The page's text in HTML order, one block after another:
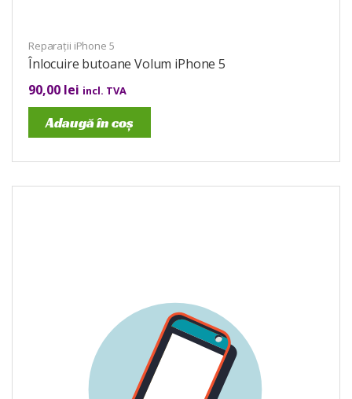
Reparații iPhone 5
Înlocuire butoane Volum iPhone 5
90,00 lei incl. TVA
Adaugă în coș